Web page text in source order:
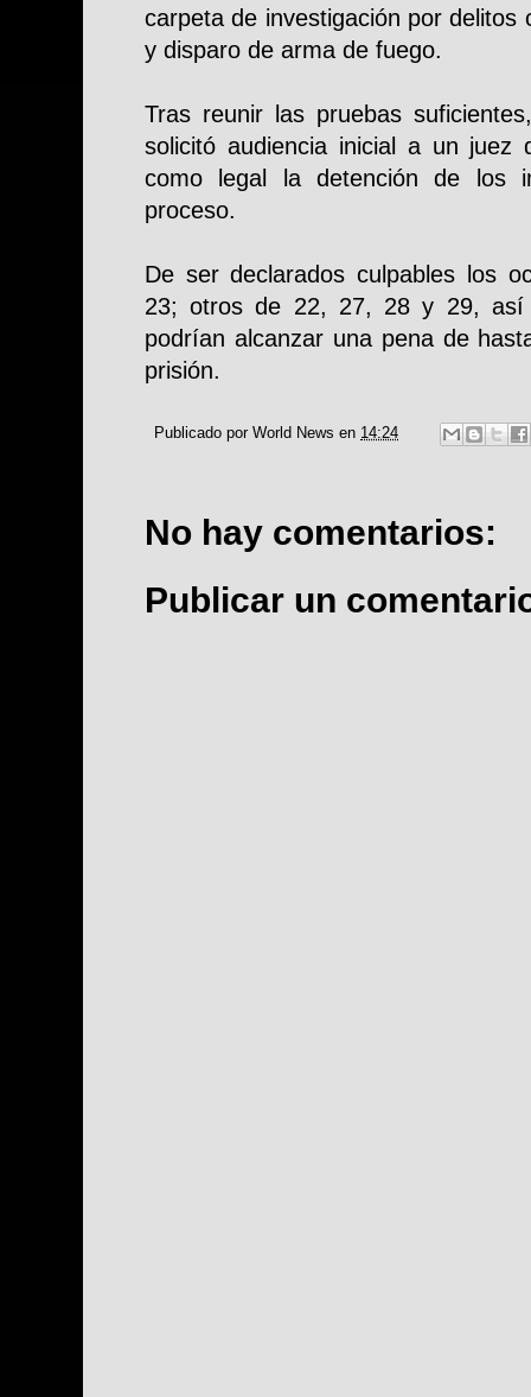
carpeta de investigación por delitos
y disparo de arma de fuego.
Tras reunir las pruebas
solicitó audiencia inicial a un juez
como legal la detención de los
proceso.
De ser declarados culpables los
23; otros de 22, 27, 28 y 29, así
podrían alcanzar una pena de
prisión.
Publicado por World News en 14:24
No hay comentarios:
Publicar un